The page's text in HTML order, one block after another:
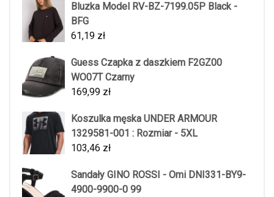
Bluzka Model RV-BZ-7199.05P Black -
BFG
61,19 zł
Guess Czapka z daszkiem F2GZ00
WO07T Czarny
169,99 zł
Koszulka męska UNDER ARMOUR
1329581-001 : Rozmiar - 5XL
103,46 zł
Sandały GINO ROSSI - Omi DNI331-BY9-
4900-9900-0 99